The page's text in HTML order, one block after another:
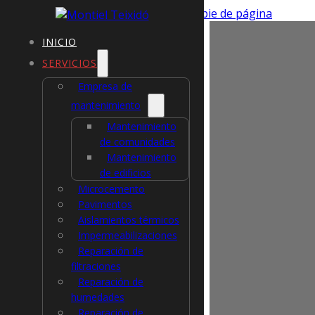
Saltar al contenido principal Saltar al pie de página
INICIO
SERVICIOS
Empresa de
mantenimiento
Mantenimiento
de comunidades
Mantenimiento
de edificios
Microcemento
Pavimentos
Aislamientos térmicos
Impermeabilizaciones
Reparación de
filtraciones
Reparación de
humedades